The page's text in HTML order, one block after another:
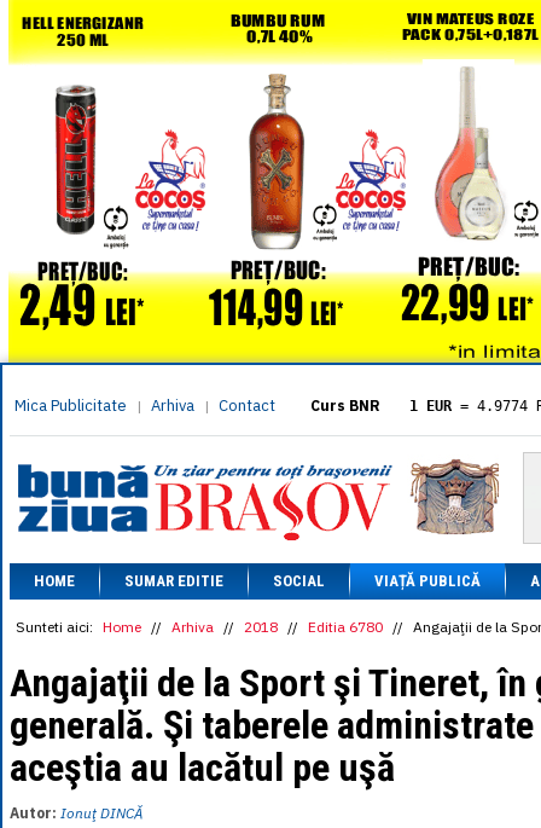
Mica Publicitate | Arhiva | Contact Curs BNR 1 EUR = 4.9774
= 5.8304
1 XAU= 464.4611
1 AED= 1.1933
1 AUD= 2.7957
1 BGN= 2.5449
1 CAD= 3.1559
1 CHF= 5.2813
1 CNY= 0.6015
= 0.6668
1 EGP= 0.0860
1 HUF
= 1.2223
1 INR= 0.0513
HOME SUMAR EDITIE SOCIAL VIAȚĂ PUBLICĂ
Sunteti aici: Home // Arhiva // 2018 // Editia 6780 // Angajaţii de la
Angajaţii de la Sport şi Tineret, în
generală. Şi taberele
aceştia au lacătul pe uşă
Autor: Ionuţ DINCĂ